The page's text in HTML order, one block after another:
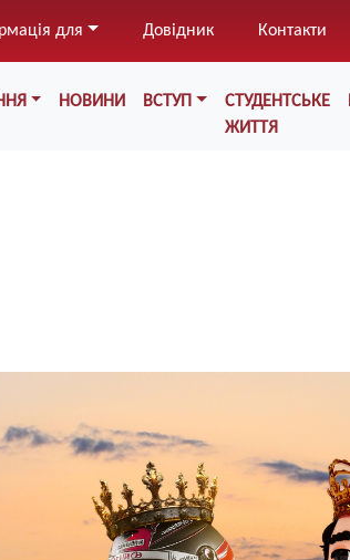
до
основного
вмісту
для Довідник Контакти
у хедері
НОВИНИ ВСТУП
СТУДЕНТСЬКЕ
ЖИТТЯ